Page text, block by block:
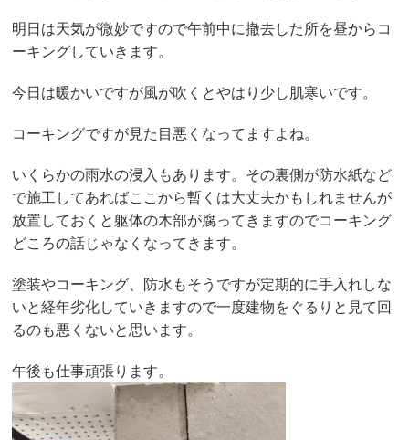
明日は天気が微妙ですので午前中に撤去した所を昼からコ
ーキングしていきます。
今日は暖かいですが風が吹くとやはり少し肌寒いです。
コーキングですが見た目悪くなってますよね。
いくらかの雨水の浸入もあります。その裏側が防水紙など
で施工してあればここから暫くは大丈夫かもしれませんが
放置しておくと躯体の木部が腐ってきますのでコーキング
どころの話じゃなくなってきます。
塗装やコーキング、防水もそうですが定期的に手入れしな
いと経年劣化していきますので一度建物をぐるりと見て回
るのも悪くないと思います。
午後も仕事頑張ります。